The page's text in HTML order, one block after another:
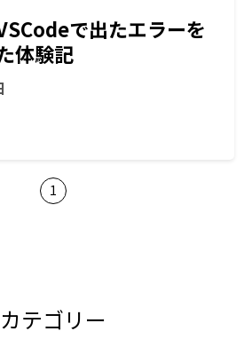
で出たエラーを
体験記
1
カテゴリー